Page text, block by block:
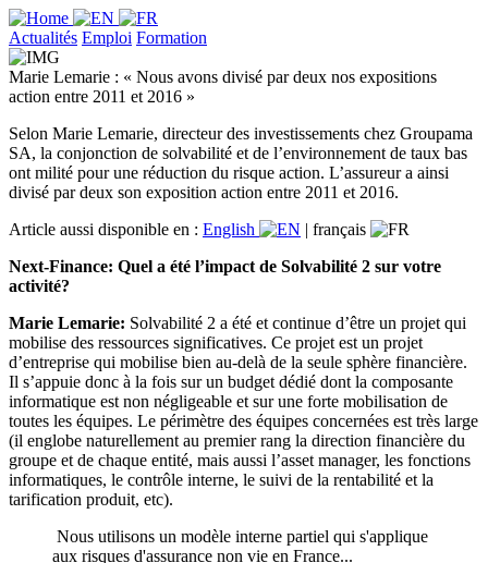
Actualités Emploi Formation
Marie Lemarie : « Nous avons divisé par deux nos expositions
action entre 2011 et 2016 »
Selon Marie Lemarie, directeur des investissements chez Groupama
SA, la conjonction de solvabilité et de l’environnement de taux bas
ont milité pour une réduction du risque action. L’assureur a ainsi
divisé par deux son exposition action entre 2011 et 2016.
Article aussi disponible en : English | français
Next-Finance: Quel a été l’impact de Solvabilité 2 sur votre
activité?
Marie Lemarie: Solvabilité 2 a été et continue d’être un projet qui
mobilise des ressources significatives. Ce projet est un projet
d’entreprise qui mobilise bien au-delà de la seule sphère financière.
Il s’appuie donc à la fois sur un budget dédié dont la composante
informatique est non négligeable et sur une forte mobilisation de
toutes les équipes. Le périmètre des équipes concernées est très large
(il englobe naturellement au premier rang la direction financière du
groupe et de chaque entité, mais aussi l’asset manager, les fonctions
informatiques, le contrôle interne, le suivi de la rentabilité et la
tarification produit, etc).
Nous utilisons un modèle interne partiel qui s'applique
aux risques d'assurance non vie en France...